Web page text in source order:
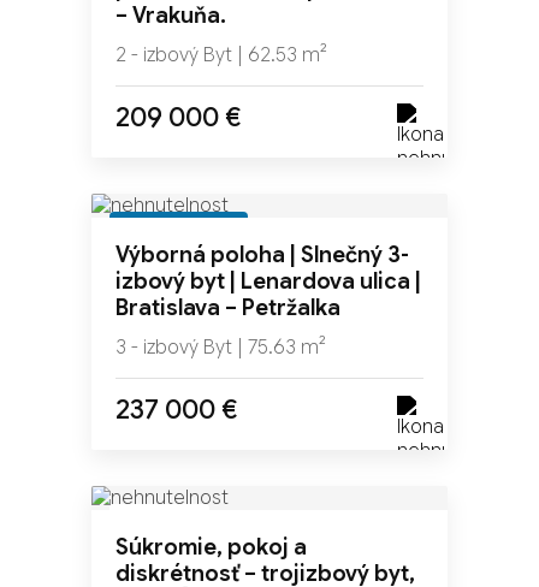
– Vrakuňa.
2 - izbový Byt | 62.53 m²
209 000 €
Výborná poloha | Slnečný 3-
izbový byt | Lenardova ulica |
Bratislava – Petržalka
3 - izbový Byt | 75.63 m²
237 000 €
TOP
Súkromie, pokoj a
diskrétnosť – trojizbový byt,